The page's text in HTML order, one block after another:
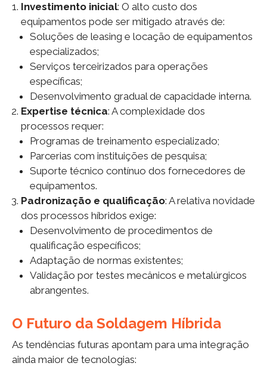
Investimento inicial: O alto custo dos
equipamentos pode ser mitigado através de:
Soluções de leasing e locação de equipamentos
especializados;
Serviços terceirizados para operações
específicas;
Desenvolvimento gradual de capacidade interna.
Expertise técnica: A complexidade dos
processos requer:
Programas de treinamento especializado;
Parcerias com instituições de pesquisa;
Suporte técnico contínuo dos fornecedores de
equipamentos.
Padronização e qualificação: A relativa novidade
dos processos híbridos exige:
Desenvolvimento de procedimentos de
qualificação específicos;
Adaptação de normas existentes;
Validação por testes mecânicos e metalúrgicos
abrangentes.
O Futuro da Soldagem Híbrida
As tendências futuras apontam para uma integração
ainda maior de tecnologias: